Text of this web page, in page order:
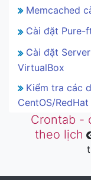
Memcached
Cài đặt Pure-
Cài đặt
VirtualBox
Kiểm tra các
CentOS/RedHat
Crontab -
theo lịch